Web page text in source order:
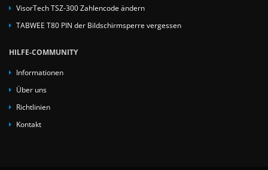
VisorTech TSZ-300 Zahlencode ändern
TABWEE T80 PIN der Bildschirmsperre vergessen
HILFE-COMMUNITY
Informationen
Über uns
Richtlinien
Kontakt